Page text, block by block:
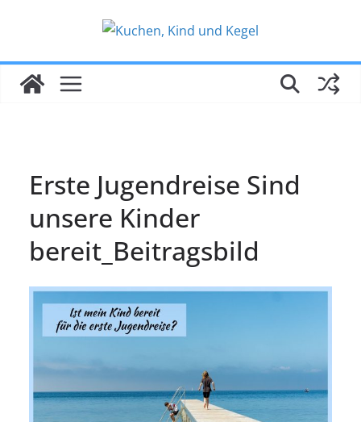
Erste Jugendreise Sind
unsere Kinder
bereit_Beitragsbild